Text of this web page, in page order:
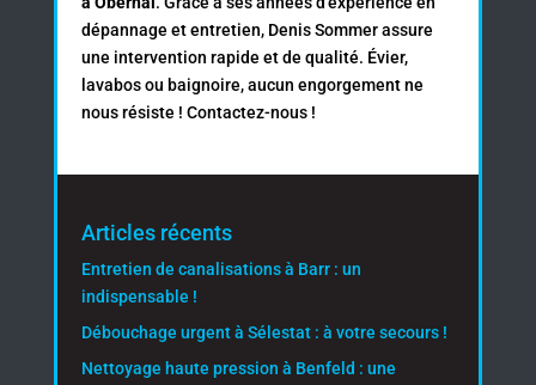
dépannage et entretien, Denis Sommer assure
une intervention rapide et de qualité. Évier,
lavabos ou baignoire, aucun engorgement ne
nous résiste ! Contactez-nous !
Articles récents
Entretien de canalisations à Barr : un
indispensable !
Débouchage urgent à Sélestat : à votre secours !
Nettoyage haute pression à Benfeld : une